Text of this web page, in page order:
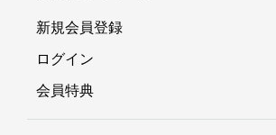
新規会員登録
ログイン
会員特典